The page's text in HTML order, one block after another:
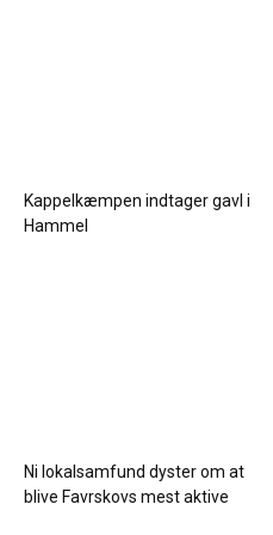
Kappelkæmpen indtager gavl i
Hammel
Ni lokalsamfund dyster om at
blive Favrskovs mest aktive